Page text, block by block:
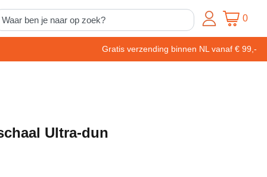
0
Gratis verzending binnen NL vanaf € 99,-
Ultra-dun